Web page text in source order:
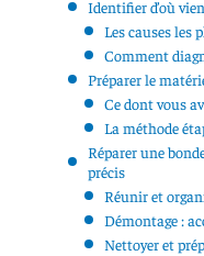
Identifier d’où
Les causes les
Comment
Préparer le
Ce dont vous
La méthode
Réparer une
précis
Réunir et
Démontage :
Nettoyer et